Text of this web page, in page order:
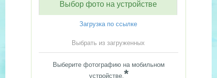
Выбор фото на устройстве
Загрузка по ссылке
Выбрать из загруженных
Выберите фотографию на мобильном
устройстве.*